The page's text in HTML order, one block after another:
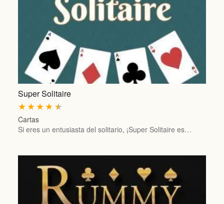
Super Solitaire
★
★
★
★
★
Cartas
Si eres un entusiasta del solitario, ¡Super Solitaire es…